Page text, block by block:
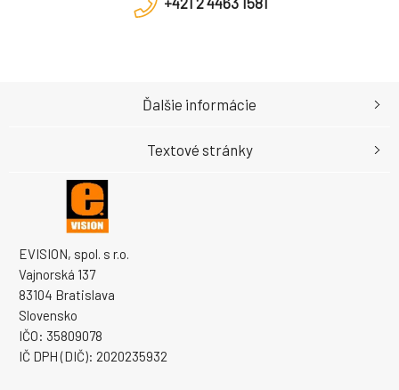
EVISION, spol. s r.o.
Vajnorská 137
83104 Bratislava
Slovensko
IČO: 35809078
IČ DPH (DIČ): 2020235932
Ďalšie informácie
Textové stránky